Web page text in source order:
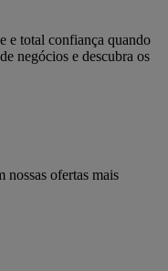
e total confiança quando
negócios e descubra os
nossas ofertas mais